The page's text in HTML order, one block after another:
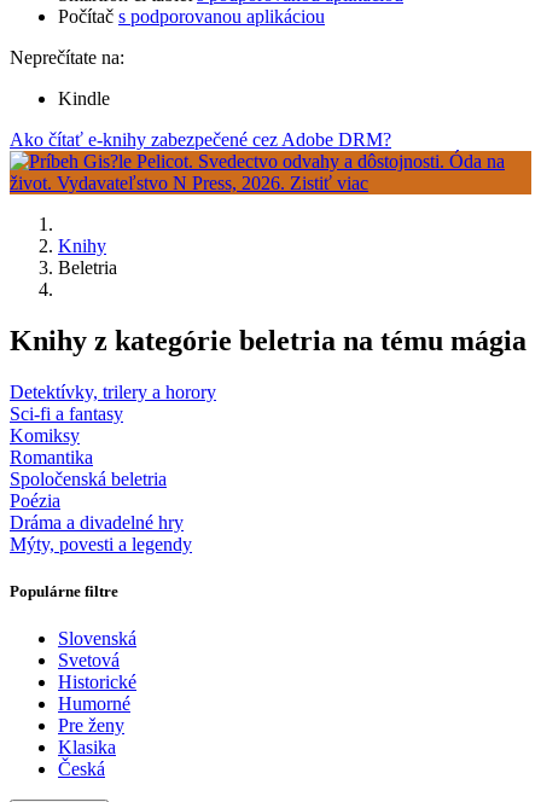
Počítač s podporovanou aplikáciou
Neprečítate na:
Kindle
Ako čítať e-knihy zabezpečené cez Adobe DRM?
Knihy
Beletria
Knihy z kategórie beletria na tému mágia
Detektívky, trilery a horory
Sci-fi a fantasy
Komiksy
Romantika
Spoločenská beletria
Poézia
Dráma a divadelné hry
Mýty, povesti a legendy
Populárne filtre
Slovenská
Svetová
Historické
Humorné
Pre ženy
Klasika
Česká